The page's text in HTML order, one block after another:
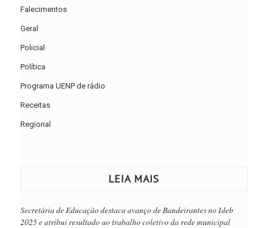
Falecimentos
Geral
Policial
Política
Programa UENP de rádio
Receitas
Regional
LEIA MAIS
Secretária de Educação destaca avanço de Bandeirantes no Ideb
2025 e atribui resultado ao trabalho coletivo da rede municipal